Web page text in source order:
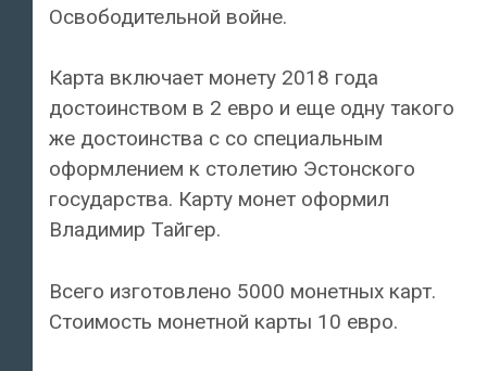
Освободительной войне.
Карта включает монету 2018 года
достоинством в 2 евро и еще одну такого
же достоинства с со специальным
оформлением к столетию Эстонского
государства. Карту монет оформил
Владимир Тайгер.
Всего изготовлено 5000 монетных карт.
Стоимость монетной карты 10 евро.